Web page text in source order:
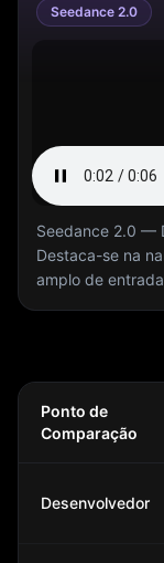
Seedance 2.0
Seedance 2.0 —
Destaca-se na
amplo de
Ponto de
Comparação
Desenvolvedor